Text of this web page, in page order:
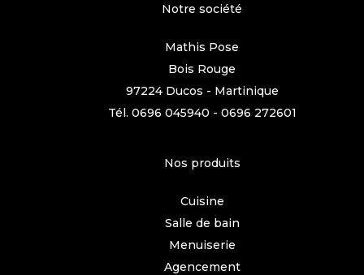
Notre société
Mathis Pose
Bois Rouge
97224 Ducos - Martinique
Tél. 0696 045940 - 0696 272601
Nos produits
Cuisine
Salle de bain
Menuiserie
Agencement